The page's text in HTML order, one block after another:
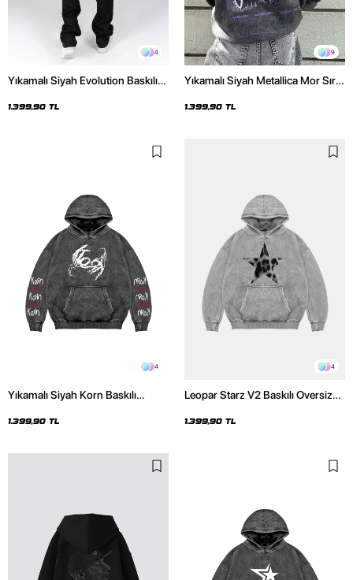
4
Yıkamalı Siyah Evolution Baskılı
Hoodie
1.399,90 TL
9
Yıkamalı Siyah Metallica Mor Sırt
Hoodie
1.399,90 TL
4
Yıkamalı Siyah Korn Baskılı
1.399,90 TL
4
Leopar Starz V2 Baskılı Oversize
Hoodie
1.399,90 TL